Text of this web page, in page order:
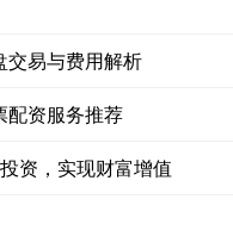
交易与费用解析
配资服务推荐
资，实现财富增值